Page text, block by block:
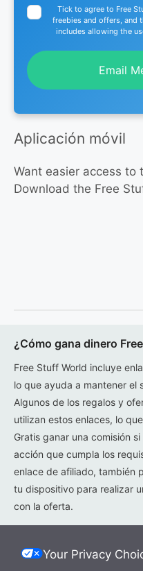
Tick to agree to Free
freebies and offers, and
includes allowing the
Email
Aplicación móvil
Want easier access to
Download the Free
¿Cómo gana dinero
Free Stuff World incluye
lo que ayuda a mantener el
Algunos de los regalos y
utilizan estos enlaces, lo
Gratis ganar una comisión
acción que cumpla los
enlace de afiliado, también
tu dispositivo para realizar
con la oferta.
Your Privacy